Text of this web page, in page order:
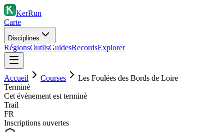
KerRun
Carte
Disciplines
RégionsOutilsGuidesRecordsExplorer
Accueil Courses
Les Foulées des Bords de Loire
Terminé
Cet événement est terminé
Trail
FR
Inscriptions ouvertes